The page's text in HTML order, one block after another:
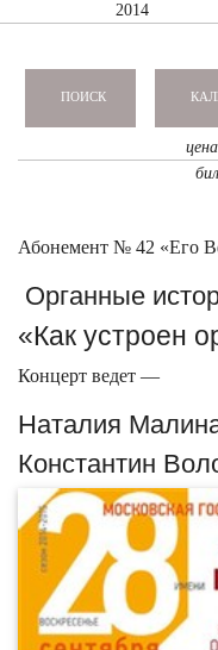
2014
ПОИСК
Абонемент № 42 «Его
Органные
«Как устроен
Концерт ведет —
Наталия
Константин